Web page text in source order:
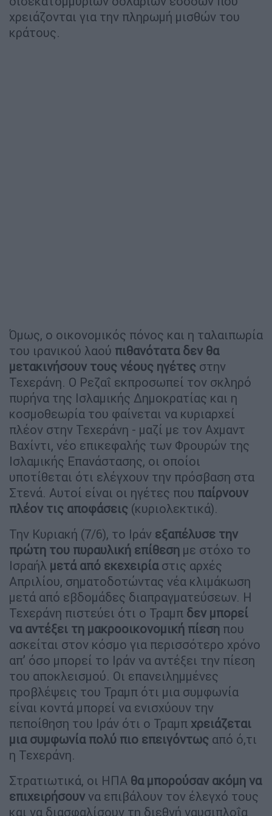
χρειάζονται για την πληρωμή μισθών του
κράτους.
Όμως, ο οικονομικός πόνος και η ταλαιπωρία
του ιρανικού λαού πιθανότατα δεν θα
μετακινήσουν τους νέους ηγέτες στην
Τεχεράνη. Ο Ρεζαΐ εκπροσωπεί τον σκληρό
πυρήνα της Ισλαμικής Δημοκρατίας και η
κοσμοθεωρία του φαίνεται να κυριαρχεί
πλέον στην Τεχεράνη - μαζί με τον Αχμαντ
Βαχίντι, νέο επικεφαλής των Φρουρών της
Ισλαμικής Επανάστασης, οι οποίοι
υποτίθεται ότι ελέγχουν την πρόσβαση στα
Στενά. Αυτοί είναι οι ηγέτες που παίρνουν
πλέον τις αποφάσεις (κυριολεκτικά).
Την Κυριακή (7/6), το Ιράν εξαπέλυσε την
πρώτη του πυραυλική επίθεση με στόχο το
Ισραήλ μετά από εκεχειρίαστις αρχές
Απριλίου, σηματοδοτώντας νέα κλιμάκωση
μετά από εβδομάδες διαπραγματεύσεων. Η
Τεχεράνη πιστεύει ότι ο Τραμπ δεν μπορεί
να αντέξει τη μακροοικονομική πίεση που
ασκείται στον κόσμο για περισσότερο χρόνο
απ’ όσο μπορεί το Ιράν να αντέξει την πίεση
του αποκλεισμού. Οι επανειλημμένες
προβλέψεις του Τραμπ ότι μια συμφωνία
είναι κοντά μπορεί να ενισχύουν την
πεποίθηση του Ιράν ότι ο Τραμπ χρειάζεται
μια συμφωνία πολύ πιο επειγόντως από ό,τι
η Τεχεράνη.
Στρατιωτικά, οι ΗΠΑ θα μπορούσαν ακόμη να
επιχειρήσουν να επιβάλουν τον έλεγχό τους
και να διασφαλίσουν τη διεθνή ναυσιπλοΐα